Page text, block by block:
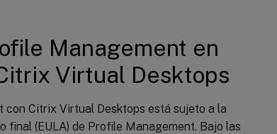
Management en
Virtual Desktops
con Citrix Virtual Desktops está sujeto a la
(EULA) de Profile Management. Bajo las